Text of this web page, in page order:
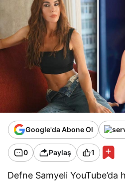
Google'da Abone Ol
0 Paylaş 1
Defne Samyeli YouTube’da